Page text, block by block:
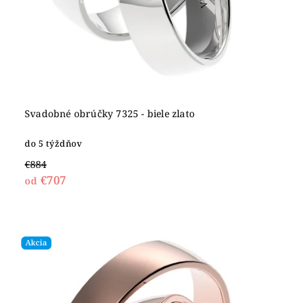
Svadobné obrúčky 7325 - biele zlato
do 5 týždňov
€884
od €707
Akcia